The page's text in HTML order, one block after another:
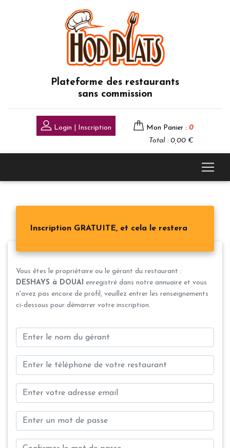
Plateforme des restaurants
sans commission
Login | Inscription Mon Panier : 0
Total : 0,00 €
Inscription GRATUITE, et cela le restera
Vous êtes le propriétaire ou le gérant du restaurant :
DESHAYS à DOUAI enregistré dans notre annuaire et vous
n'avez pas encore de profil, veuillez entrer les renseignements
ci-dessous pour démarrer votre inscription.